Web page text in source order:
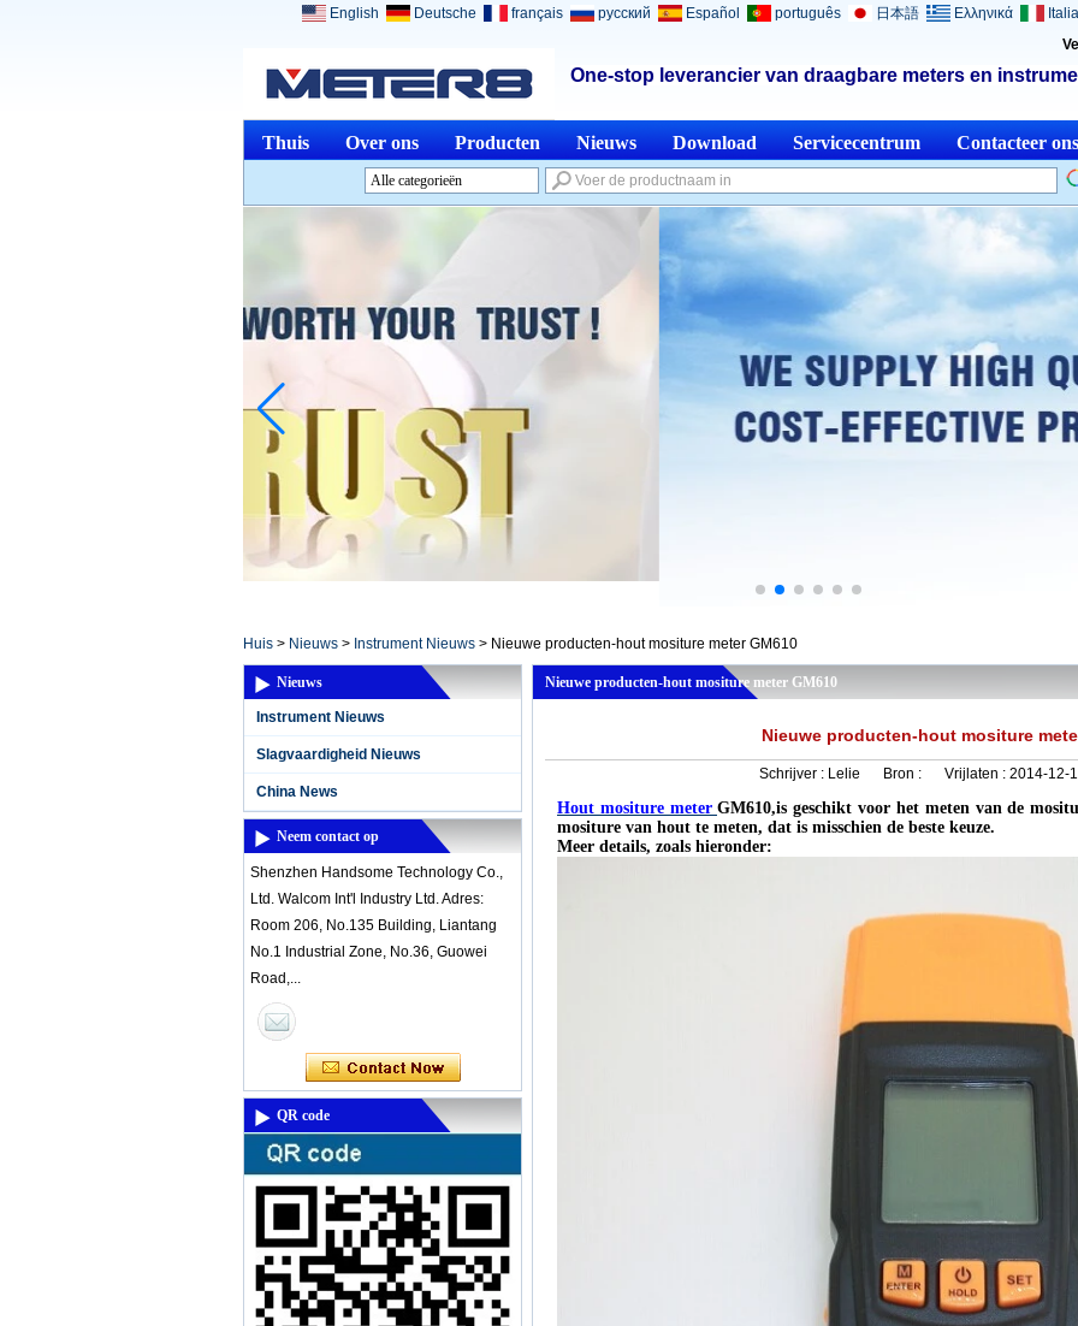
One-stop leverancier van draagbare meters en
English Deutsche français русский Español português 日本語 Ελληνικά
Thuis Over ons Producten Nieuws Download Servicecentrum Contacteer ons
Alle categorieën
Analyse InstrumentenL
Fysieke MetenL
Meten &amp; Meting
ToolsL
Andere Meten &amp;
analyserenL
Medical DevicesL
Sieraden GereedschapL
Beëindigde productenL
Home ElectronicsL
Huis > Nieuws > Instrument Nieuws > Nieuwe producten-hout mositure meter GM610
Nieuws
Instrument Nieuws
Slagvaardigheid Nieuws
China News
Neem contact op
Shenzhen Handsome Technology Co.,
Ltd. Walcom Int'l Industry Ltd. Adres:
Room 206, No.135 Building, Liantang
No.1 Industrial Zone, No.36, Guowei
Road,...
QR code
Nieuwe producten-hout mositure meter GM610
Nieuwe producten-hout mositure
Schrijver : Lelie Bron : Vrijlaten : 2014-12-
Hout mositure meterGM610,is geschikt voor het meten van de
mositure van hout te meten, dat is misschien de beste keuze.
Meer details, zoals hieronder: